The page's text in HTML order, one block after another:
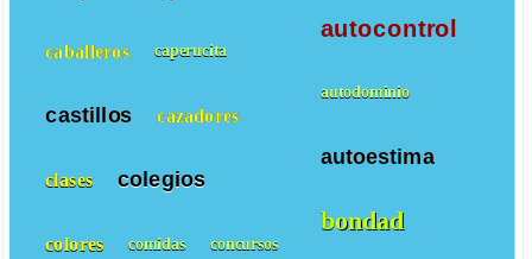
autocontrol
autodominio
autoestima
bondad
caballeros caperucita
castillos cazadores
clases colegios
colores comidas concursos